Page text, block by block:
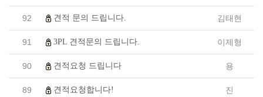
92 견적 문의 드립니다. 김태현
91 3PL 견적문의 드립니다. 이제형
90 견적요청 드립니다 용
89 견적요청합니다! 진